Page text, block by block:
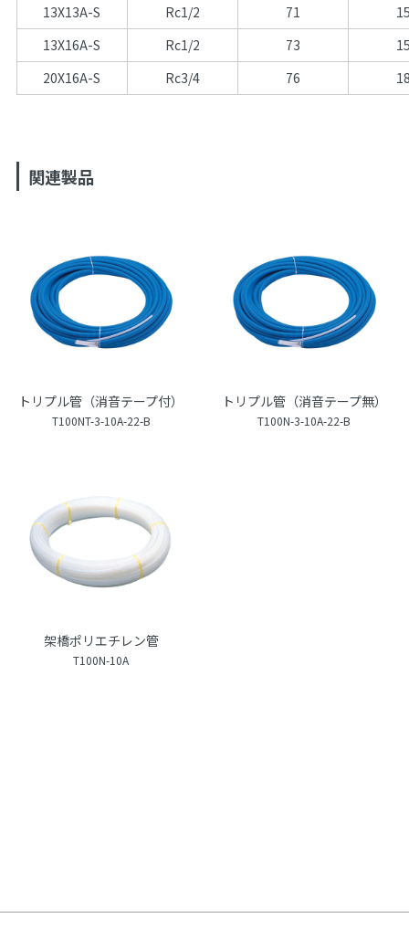
13X13A-S
Rc1/2 71
13X16A-S
Rc1/2 73
20X16A-S
Rc3/4 76
関連製品
トリプル管（消音テープ付）
T100NT-3-10A-22-B
トリプル管（消音テープ無）
T100N-3-10A-22-B
架橋ポリエチレン管
T100N-10A